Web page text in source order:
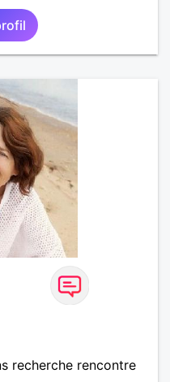
recherche rencontre